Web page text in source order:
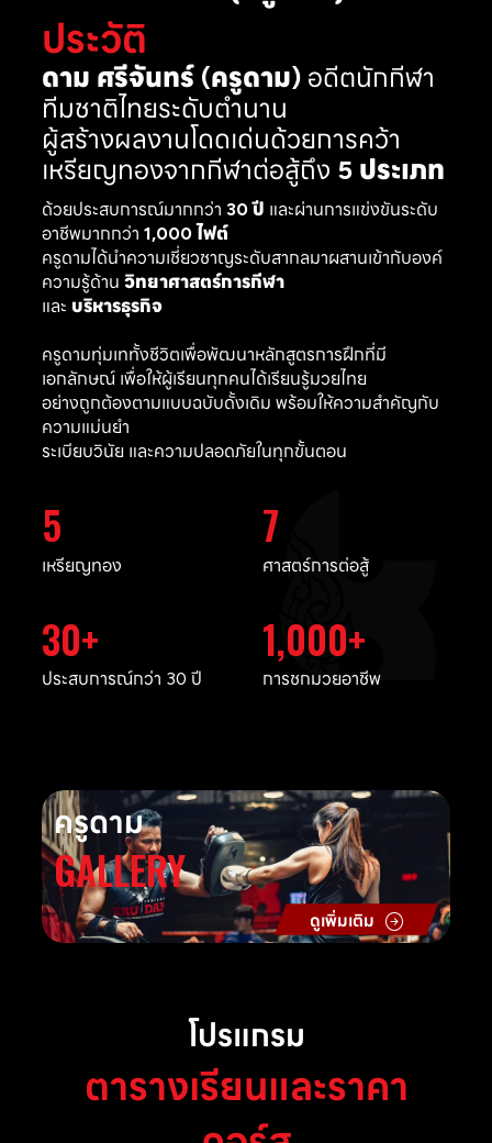
ประวัติ
ดาม ศรีจันทร์ (ครูดาม)อดีตนักกีฬา
ทีมชาติไทยระดับตำนาน
ผู้สร้างผลงานโดดเด่นด้วยการคว้า
เหรียญทองจากกีฬาต่อสู้ถึง 5 ประเภท
ด้วยประสบการณ์มากกว่า 30 ปี และผ่านการแข่งขันระดับ
อาชีพมากกว่า 1,000 ไฟต์
ครูดามได้นำความเชี่ยวชาญระดับสากลมาผสานเข้ากับองค์
ความรู้ด้าน วิทยาศาสตร์การกีฬา
และ บริหารธุรกิจ
ครูดามทุ่มเททั้งชีวิตเพื่อพัฒนาหลักสูตรการฝึกที่มี
เอกลักษณ์ เพื่อให้ผู้เรียนทุกคนได้เรียนรู้มวยไทย
อย่างถูกต้องตามแบบฉบับดั้งเดิม พร้อมให้ความสำคัญกับ
ความแม่นยำ
ระเบียบวินัย และความปลอดภัยในทุกขั้นตอน
5
เหรียญทอง
7
ศาสตร์การต่อสู้
30
ประสบการณ์กว่า 30 ปี
1,000
การชกมวยอาชีพ
ครูดาม
GALLERY
ดูเพิ่มเติม
โปรแกรม
ตารางเรียนและราคา